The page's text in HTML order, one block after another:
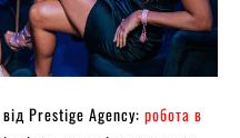
Prestige Agency: робота в